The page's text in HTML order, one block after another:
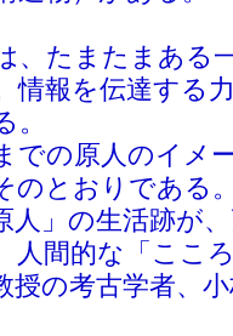
、たまたまある
情報を伝達する
。
での原人のイメ
のとおりである
人」の生活跡が
人間的な「ここ
授の考古学者、